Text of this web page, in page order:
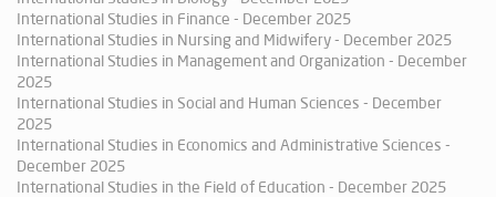
International Studies in Finance - December 2025
International Studies in Nursing and Midwifery - December 2025
International Studies in Management and Organization - December
2025
International Studies in Social and Human Sciences - December
2025
International Studies in Economics and Administrative Sciences -
December 2025
International Studies in the Field of Education - December 2025